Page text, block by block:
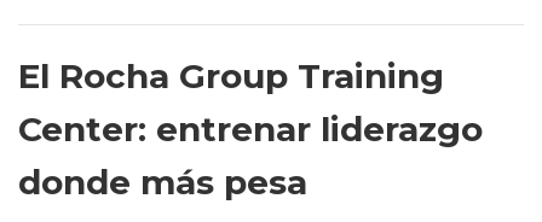
El Rocha Group Training
Center: entrenar liderazgo
donde más pesa